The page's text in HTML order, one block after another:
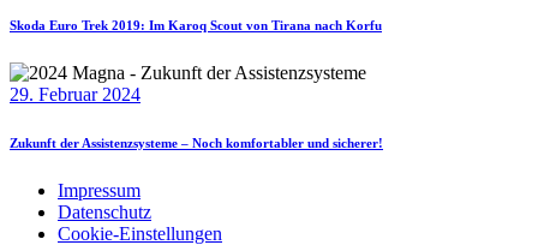
Skoda Euro Trek 2019: Im Karoq Scout von Tirana nach Korfu
29. Februar 2024
Zukunft der Assistenzsysteme – Noch komfortabler und sicherer!
Impressum
Datenschutz
Cookie-Einstellungen